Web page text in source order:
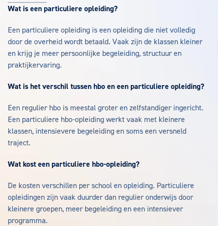
Wat is een particuliere opleiding?
Een particuliere opleiding is een opleiding die niet volledig
door de overheid wordt betaald. Vaak zijn de klassen kleiner
en krijg je meer persoonlijke begeleiding, structuur en
praktijkervaring.
Wat is het verschil tussen hbo en een particuliere opleiding?
Een regulier hbo is meestal groter en zelfstandiger ingericht.
Een particuliere hbo-opleiding werkt vaak met kleinere
klassen, intensievere begeleiding en soms een versneld
traject.
Wat kost een particuliere hbo-opleiding?
De kosten verschillen per school en opleiding. Particuliere
opleidingen zijn vaak duurder dan regulier onderwijs door
kleinere groepen, meer begeleiding en een intensiever
programma.